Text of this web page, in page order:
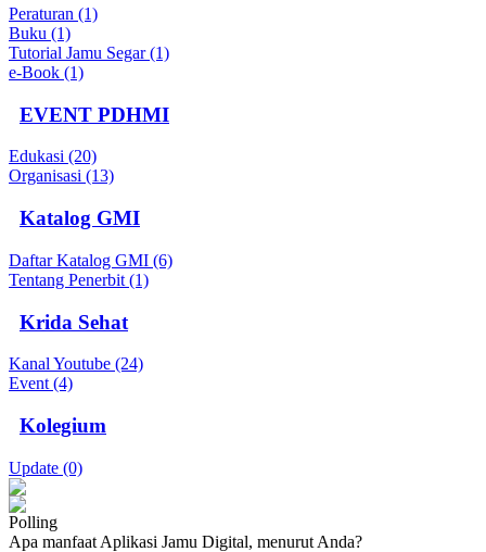
Peraturan (1)
Buku (1)
Tutorial Jamu Segar (1)
e-Book (1)
EVENT PDHMI
Edukasi (20)
Organisasi (13)
Katalog GMI
Daftar Katalog GMI (6)
Tentang Penerbit (1)
Krida Sehat
Kanal Youtube (24)
Event (4)
Kolegium
Update (0)
Polling
Apa manfaat Aplikasi Jamu Digital, menurut Anda?